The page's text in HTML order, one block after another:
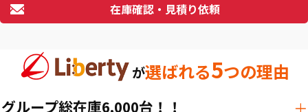
在庫確認・見積り依頼
が選ばれる5つの理由
グループ総在庫6,000台！！